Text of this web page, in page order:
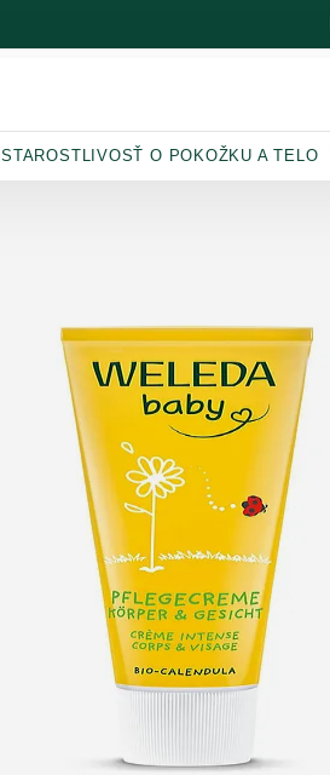
STAROSTLIVOSŤ O POKOŽKU A TELO